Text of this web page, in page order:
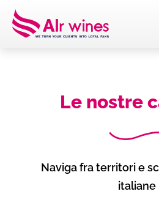
Dalla loro
Le nostre
Naviga fra territori e
italiane